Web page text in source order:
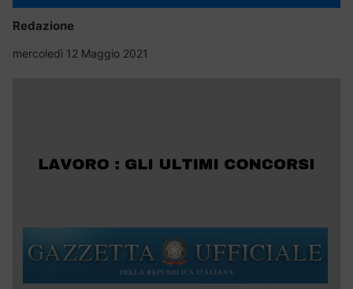
Redazione
mercoledì 12 Maggio 2021